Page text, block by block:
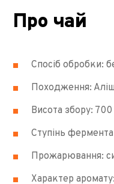
Про чай
Спосіб обробки:
Походження:
Висота збору:
Ступінь
Прожарювання:
Характер